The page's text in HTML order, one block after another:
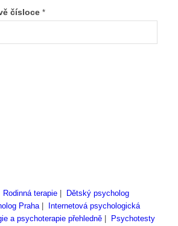
čísloce *
Rodinná terapie|
Dětský psycholog
Praha|
Internetová psychologická
a psychoterapie přehledně|
Psychotesty